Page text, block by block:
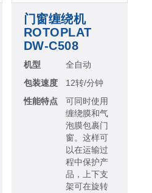
门窗缠绕机
ROTOPLAT
DW-C508
机型
全自动
包装速度
12转/分钟
性能特点
可同时使用
缠绕膜和气
泡膜包裹门
窗。这样可
以在运输过
程中保护产
品，上下支
架可在旋转